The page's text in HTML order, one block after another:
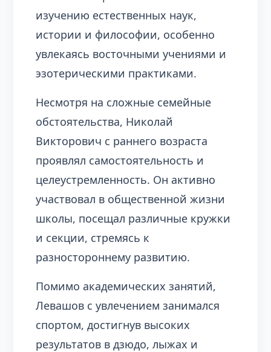
изучению естественных наук,
истории и философии, особенно
увлекаясь восточными учениями и
эзотерическими практиками.
Несмотря на сложные семейные
обстоятельства, Николай
Викторович с раннего возраста
проявлял самостоятельность и
целеустремленность. Он активно
участвовал в общественной жизни
школы, посещал различные кружки
и секции, стремясь к
разностороннему развитию.
Помимо академических занятий,
Левашов с увлечением занимался
спортом, достигнув высоких
результатов в дзюдо, лыжах и